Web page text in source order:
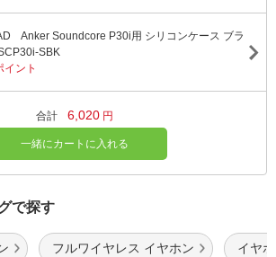
Anker Soundcore P30i用 シリコンケース ブラ
SBK
イント
合計 6,020 円
一緒にカートに入れる
で探す
フルワイヤレス イヤホン イヤ